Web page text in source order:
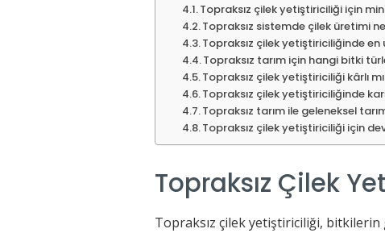
Topraksız çilek yetiştiriciliği için
Topraksız sistemde çilek üretimi
Topraksız çilek yetiştiriciliğinde
Topraksız tarım için hangi bitki
Topraksız çilek yetiştiriciliği kârlı
Topraksız çilek yetiştiriciliğinde
Topraksız tarım ile geleneksel
Topraksız çilek yetiştiriciliği için
Topraksız Çilek
Topraksız çilek yetiştiriciliği,